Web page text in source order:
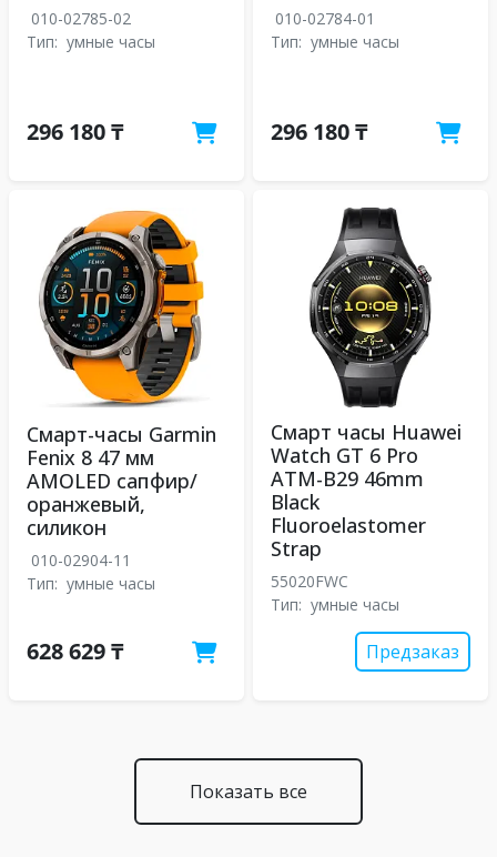
010-02785-02
Тип: умные часы
296 180 ₸
010-02784-01
Тип: умные часы
296 180 ₸
Смарт-часы Garmin
Fenix 8 47 мм
AMOLED сапфир/
оранжевый,
силикон
010-02904-11
Тип: умные часы
628 629 ₸
Смарт часы Huawei
Watch GT 6 Pro
ATM-B29 46mm
Black
Fluoroelastomer
Strap
55020FWC
Тип: умные часы
Предзаказ
Показать все